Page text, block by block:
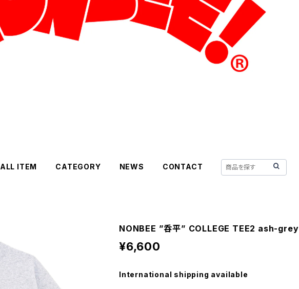
ALL ITEM CATEGORY NEWS CONTACT
NONBEE ”呑平” COLLEGE TEE2 ash-grey
¥6,600
International shipping available